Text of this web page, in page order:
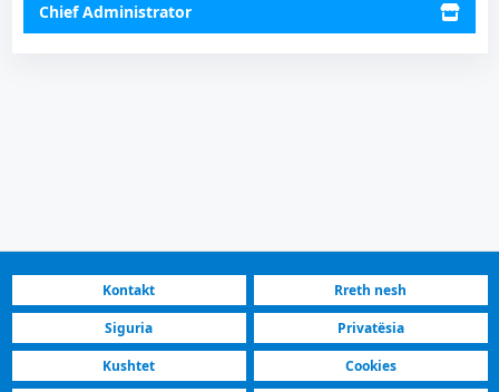
Chief Administrator
Kontakt
Rreth nesh
Siguria
Privatësia
Kushtet
Cookies